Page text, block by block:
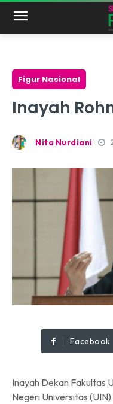
Figur Nasional
Inayah
Nita Nurdiani
Facebook
Inayah Dekan Fakultas
Negeri Universitas